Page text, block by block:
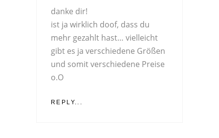
danke dir!
ist ja wirklich doof, dass du
mehr gezahlt hast… vielleicht
gibt es ja verschiedene Größen
und somit verschiedene Preise
o.O
REPLY...